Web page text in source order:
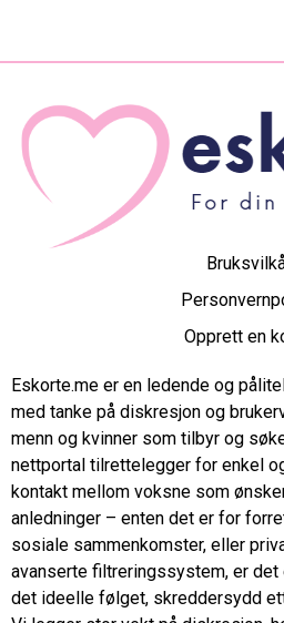
Opprett en
Eskorte.me er en ledende og
med tanke på diskresjon og
menn og kvinner som tilbyr og
nettportal tilrettelegger for enkel
kontakt mellom voksne som
anledninger – enten det er for
sosiale sammenkomster, eller
avanserte filtreringssystem, er det
det ideelle følget, skreddersydd